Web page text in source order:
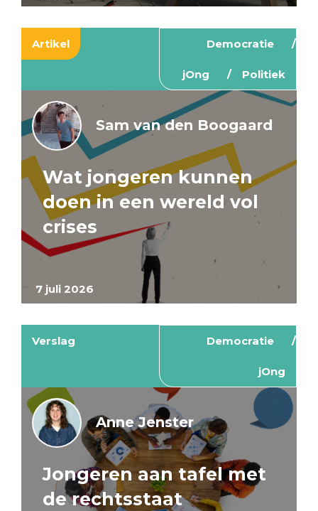
Artikel Democratie
jOng Politiek
7 juli 2026
Sam van den Boogaard
Wat jongeren kunnen
doen in een wereld vol
crises
Verslag Democratie
jOng
Anne Jenster
Jongeren aan tafel met
de rechtsstaat